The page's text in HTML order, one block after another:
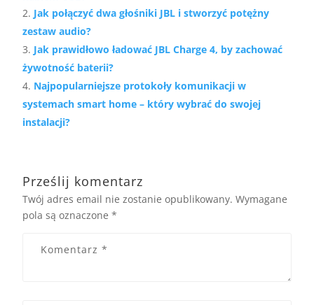
Jak połączyć dwa głośniki JBL i stworzyć potężny
zestaw audio?
Jak prawidłowo ładować JBL Charge 4, by zachować
żywotność baterii?
Najpopularniejsze protokoły komunikacji w
systemach smart home – który wybrać do swojej
instalacji?
Prześlij komentarz
Twój adres email nie zostanie opublikowany. Wymagane
pola są oznaczone*